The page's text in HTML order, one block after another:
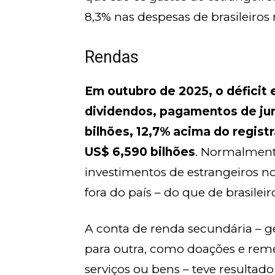
8,3% nas despesas de
Rendas
Em outubro de 2025, o déficit
dividendos, pagamentos de
bilhões, 12,7% acima do
US$ 6,590 bilhões.
investimentos de estrangeiros
fora do país – do que de
A conta de renda secundária –
para outra, como doações e
serviços ou bens – teve